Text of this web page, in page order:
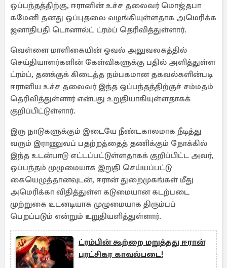
ஒப்பந்தத்திற்கு, ஈரானின் உச்ச தலைவர் மொஜ்தபா
கமேனி தனது ஒப்புதலை வழங்கியுள்ளதாக அமெரிக்க
ஜனாதிபதி டொனால்ட் ட்ரம்ப் தெரிவித்துள்ளார்.
வெள்ளை மாளிகையின் ஓவல் அலுவலகத்தில்
செய்தியாளர்களின் கேள்விகளுக்கு பதில் அளித்துள்ள
ட்ரம்ப், தனக்குக் கிடைத்த நம்பகமான தகவல்களின்படி
ஈரானிய உச்ச தலைவர் இந்த ஒப்பந்தத்திற்குச் சம்மதம்
தெரிவித்துள்ளார் என்பது உறுதியாகியுள்ளதாகக்
குறிப்பிட்டுள்ளார்.
இரு நாடுகளுக்கும் இடையே நீண்டகாலமாக நீடித்து
வரும் இராணுவப் பதற்றத்தைத் தணிக்கும் நோக்கில்
இந்த உடன்பாடு எட்டப்பட்டுள்ளதாகக் குறிப்பிட்ட அவர்,
ஒப்பந்தம் முழுமையாக இறுதி செய்யப்பட்டு
கையெழுத்தானவுடன், ஈரான் துறைமுகங்கள் மீது
அமெரிக்கா விதித்துள்ள கடுமையான கடற்படை
முற்றுகை உடனடியாக முழுமையாக திரும்பப்
பெறப்படும் என்றும் உறுதியளித்துள்ளார்.
ட்ரம்பின் கூற்றை மறுத்தது ஈரான்
புரட்சிகர காவல்படை!